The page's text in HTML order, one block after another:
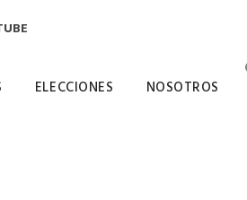
ELECCIONES NOSOTROS